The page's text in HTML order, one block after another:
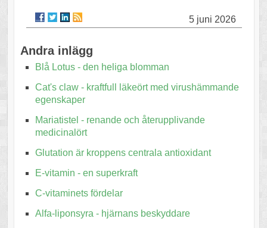
5 juni 2026
Andra inlägg
Blå Lotus - den heliga blomman
Cat's claw - kraftfull läkeört med virushämmande
egenskaper
Mariatistel - renande och återupplivande
medicinalört
Glutation är kroppens centrala antioxidant
E-vitamin - en superkraft
C-vitaminets fördelar
Alfa-liponsyra - hjärnans beskyddare